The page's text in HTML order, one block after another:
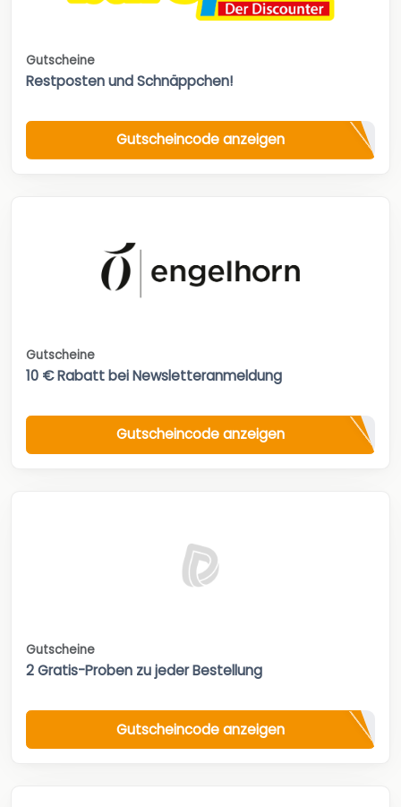
Gutscheine
Restposten und Schnäppchen!
Gutscheincode anzeigen
Gutscheine
10 € Rabatt bei Newsletteranmeldung
Gutscheincode anzeigen
Gutscheine
2 Gratis-Proben zu jeder Bestellung
Gutscheincode anzeigen